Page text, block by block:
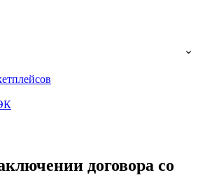
договора со